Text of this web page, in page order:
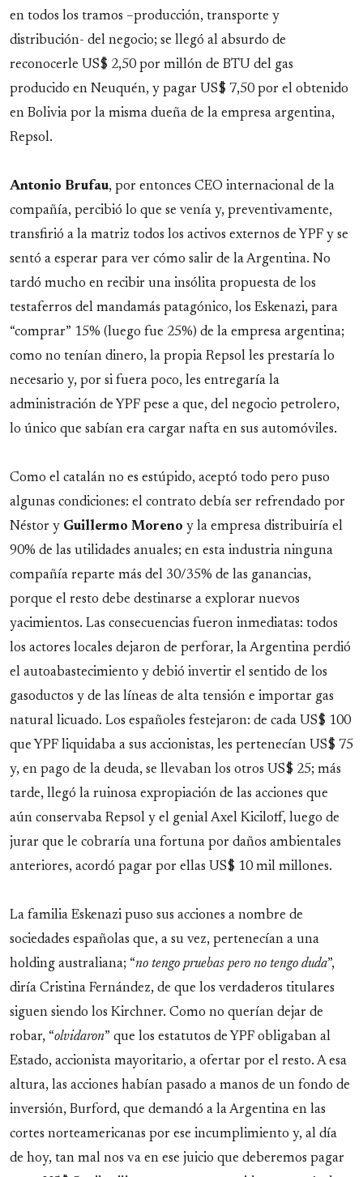
en todos los tramos –producción, transporte y
distribución- del negocio; se llegó al absurdo de
reconocerle US$ 2,50 por millón de BTU del gas
producido en Neuquén, y pagar US$ 7,50 por el obtenido
en Bolivia por la misma dueña de la empresa argentina,
Repsol.
Antonio Brufau, por entonces CEO internacional de la
compañía, percibió lo que se venía y, preventivamente,
transfirió a la matriz todos los activos externos de YPF y se
sentó a esperar para ver cómo salir de la Argentina. No
tardó mucho en recibir una insólita propuesta de los
testaferros del mandamás patagónico, los Eskenazi, para
“comprar” 15% (luego fue 25%) de la empresa argentina;
como no tenían dinero, la propia Repsol les prestaría lo
necesario y, por si fuera poco, les entregaría la
administración de YPF pese a que, del negocio petrolero,
lo único que sabían era cargar nafta en sus automóviles.
Como el catalán no es estúpido, aceptó todo pero puso
algunas condiciones: el contrato debía ser refrendado por
Néstor y Guillermo Moreno y la empresa distribuiría el
90% de las utilidades anuales; en esta industria ninguna
compañía reparte más del 30/35% de las ganancias,
porque el resto debe destinarse a explorar nuevos
yacimientos. Las consecuencias fueron inmediatas: todos
los actores locales dejaron de perforar, la Argentina perdió
el autoabastecimiento y debió invertir el sentido de los
gasoductos y de las líneas de alta tensión e importar gas
natural licuado. Los españoles festejaron: de cada US$ 100
que YPF liquidaba a sus accionistas, les pertenecían US$ 75
y, en pago de la deuda, se llevaban los otros US$ 25; más
tarde, llegó la ruinosa expropiación de las acciones que
aún conservaba Repsol y el genial Axel Kiciloff, luego de
jurar que le cobraría una fortuna por daños ambientales
anteriores, acordó pagar por ellas US$ 10 mil millones.
La familia Eskenazi puso sus acciones a nombre de
sociedades españolas que, a su vez, pertenecían a una
holding australiana; “no tengo pruebas pero no tengo duda”,
diría Cristina Fernández, de que los verdaderos titulares
siguen siendo los Kirchner. Como no querían dejar de
robar, “olvidaron” que los estatutos de YPF obligaban al
Estado, accionista mayoritario, a ofertar por el resto. A esa
altura, las acciones habían pasado a manos de un fondo de
inversión, Burford, que demandó a la Argentina en las
cortes norteamericanas por ese incumplimiento y, al día
de hoy, tan mal nos va en ese juicio que deberemos pagar